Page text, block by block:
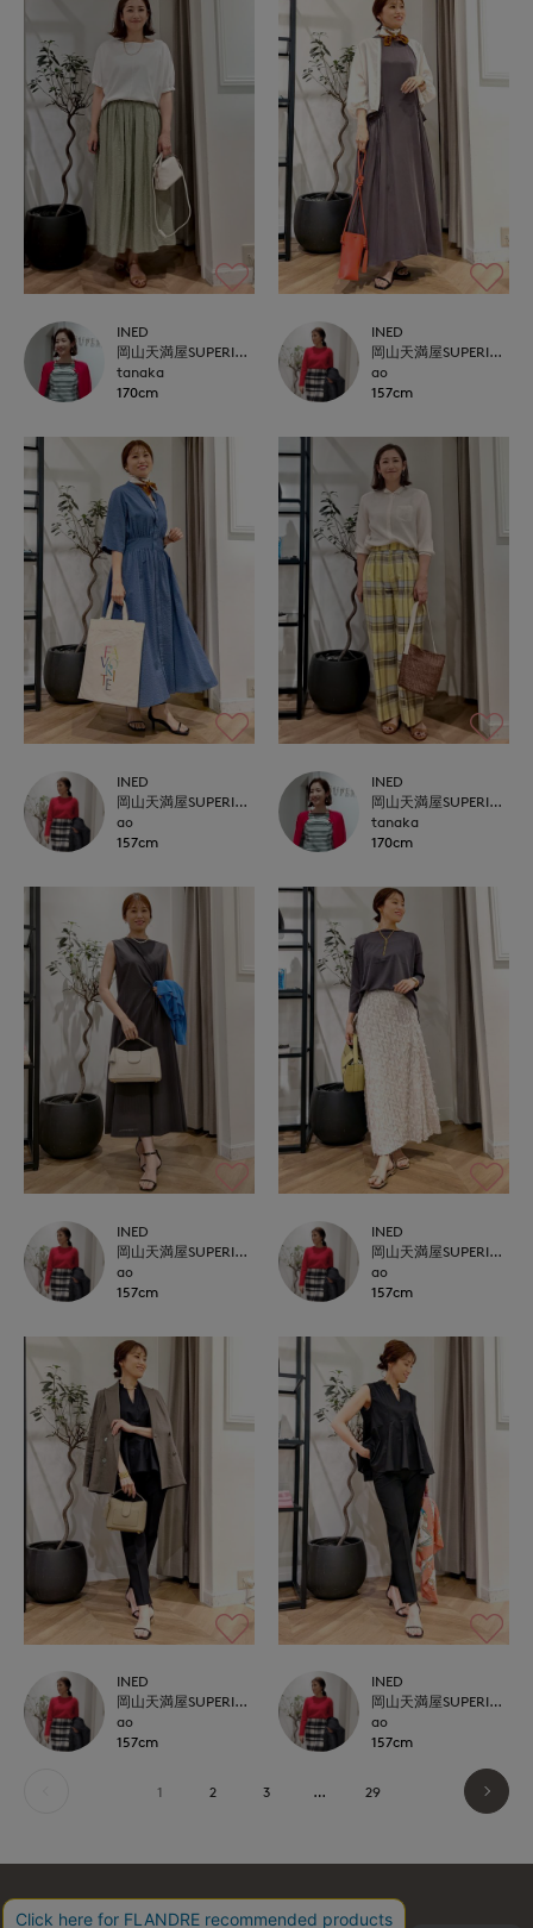
INED
岡山天満屋SUPERIORCLOSET
tanaka
170cm
INED
岡山天満屋SUPERIORCLOSET
ao
157cm
INED
岡山天満屋SUPERIORCLOSET
ao
157cm
INED
岡山天満屋SUPERIORCLOSET
tanaka
170cm
INED
岡山天満屋SUPERIORCLOSET
ao
157cm
INED
岡山天満屋SUPERIORCLOSET
ao
157cm
INED
岡山天満屋SUPERIORCLOSET
ao
157cm
INED
岡山天満屋SUPERIORCLOSET
ao
157cm
1 2 3 … 29